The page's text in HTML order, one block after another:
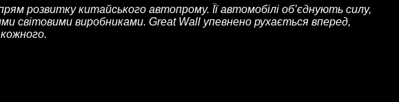
розвитку китайського автопрому. Її автомобілі об’єднують силу,
світовими виробниками. Great Wall упевнено рухається вперед,